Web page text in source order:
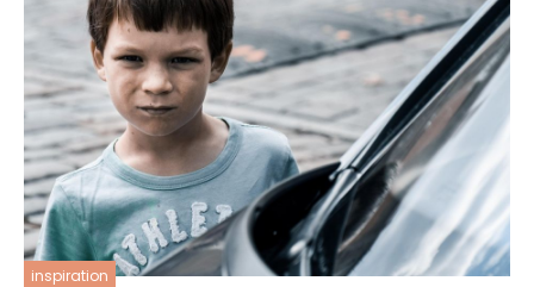
inspiration